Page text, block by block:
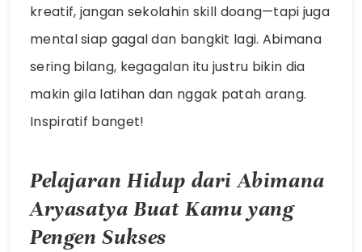
kreatif, jangan sekolahin skill doang—tapi juga
mental siap gagal dan bangkit lagi. Abimana
sering bilang, kegagalan itu justru bikin dia
makin gila latihan dan nggak patah arang.
Inspiratif banget!
Pelajaran Hidup dari Abimana
Aryasatya Buat Kamu yang
Pengen Sukses